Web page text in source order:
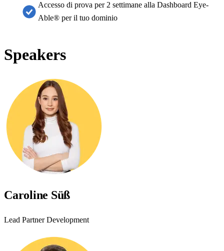
Accesso di prova per 2 settimane alla Dashboard Eye-
Able® per il tuo dominio
Speakers
Caroline Süß
Lead Partner Development